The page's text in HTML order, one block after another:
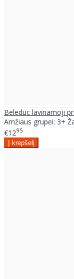
Beleduc lavinamoji
Amžiaus grupei: 3+
€1295